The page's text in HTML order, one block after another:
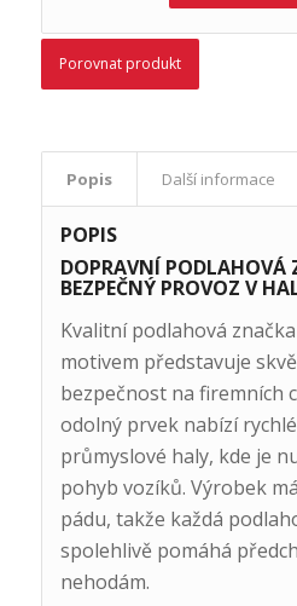
Porovnat produkt
Popis Další informace
POPIS
DOPRAVNÍ PODLAHOVÁ
BEZPEČNÝ PROVOZ V
Kvalitní podlahová
motivem představuje
bezpečnost na firemních
odolný prvek nabízí
průmyslové haly, kde je
pohyb vozíků. Výrobek
pádu, takže každá
spolehlivě pomáhá
nehodám.